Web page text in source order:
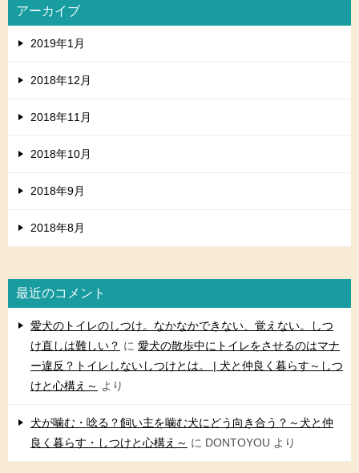
アーカイブ
2019年1月
2018年12月
2018年11月
2018年10月
2018年9月
2018年8月
最近のコメント
愛犬のトイレのしつけ。なかなかできない、覚えない。しつ
け直しは難しい？ に 愛犬の散歩中にトイレをさせるのはマナ
ー違反？トイレしないしつけとは。 | 犬と仲良く暮らす～しつ
けと心構え～ より
犬が噛む・唸る？飼い主を噛む犬にどう向き合う？～犬と仲
良く暮らす・しつけと心構え～ に DONTOYOU より